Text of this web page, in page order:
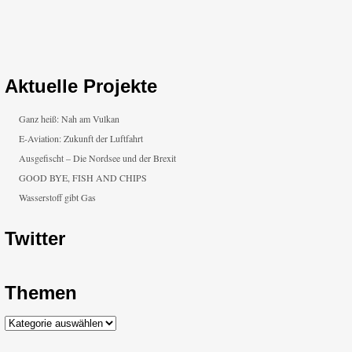
Aktuelle Projekte
Ganz heiß: Nah am Vulkan
E-Aviation: Zukunft der Luftfahrt
Ausgefischt – Die Nordsee und der Brexit
GOOD BYE, FISH AND CHIPS
Wasserstoff gibt Gas
Twitter
Themen
Themen